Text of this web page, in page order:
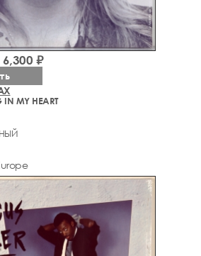
IN MY HEART
6,300 ₽